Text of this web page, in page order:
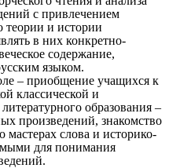
с привлечением
теории и истории
в них конкретно-
содержание,
языком.
– приобщение учащихся к
классической и
образования –
произведений, знакомство
слова и историко-
для понимания